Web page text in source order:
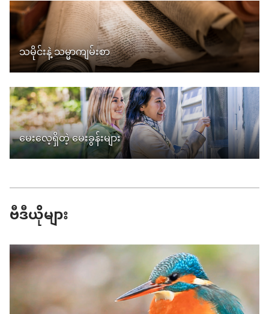
သမိုင်းနဲ့ သမ္မာကျမ်းစာ
မေးလေ့ရှိတဲ့ မေးခွန်းများ
ဗီဒီယိုများ